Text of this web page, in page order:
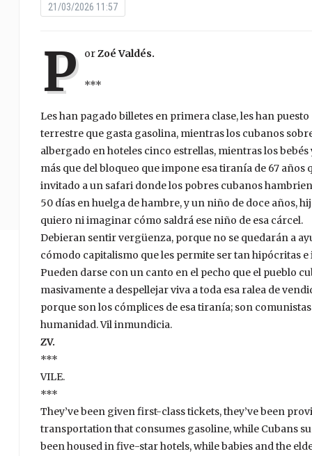
21/03/2026 11:57
P orZoé Valdés.
***
Les han pagado billetes en primera clase, les han
terrestre que gasta gasolina, mientras los cubanos
albergado en hoteles cinco estrellas, mientras los
más que del bloqueo que impone esa tiranía de 67
invitado a un safari donde los pobres cubanos
50 días en huelga de hambre, y un niño de doce años,
quiero ni imaginar cómo saldrá ese niño de esa cárcel.
Debieran sentir vergüenza, porque no se quedarán a
cómodo capitalismo que les permite ser tan hipócritas
Pueden darse con un canto en el pecho que el pueblo
masivamente a despellejar viva a toda esa ralea de
porque son los cómplices de esa tiranía; son
humanidad. Vil inmundicia.
ZV.
***
VILE.
***
They’ve been given first-class tickets, they’ve been
transportation that consumes gasoline, while Cubans
been housed in five-star hotels, while babies and the